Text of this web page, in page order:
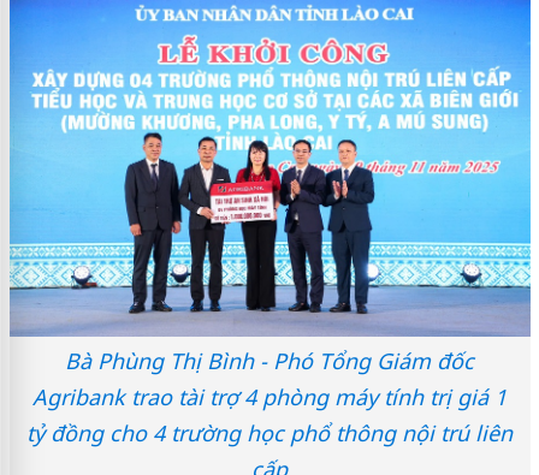
Bà Phùng Thị Bình - Phó Tổng Giám đốc
Agribank trao tài trợ 4 phòng máy tính trị giá 1
tỷ đồng cho 4 trường học phổ thông nội trú liên
cấp